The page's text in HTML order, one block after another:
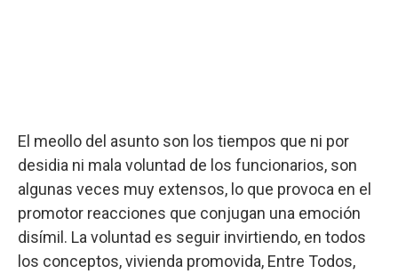
El meollo del asunto son los tiempos que ni por
desidia ni mala voluntad de los funcionarios, son
algunas veces muy extensos, lo que provoca en el
promotor reacciones que conjugan una emoción
disímil. La voluntad es seguir invirtiendo, en todos
los conceptos, vivienda promovida, Entre Todos,